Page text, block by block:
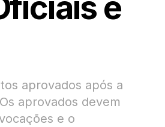
aprovados após a
aprovados devem
e o